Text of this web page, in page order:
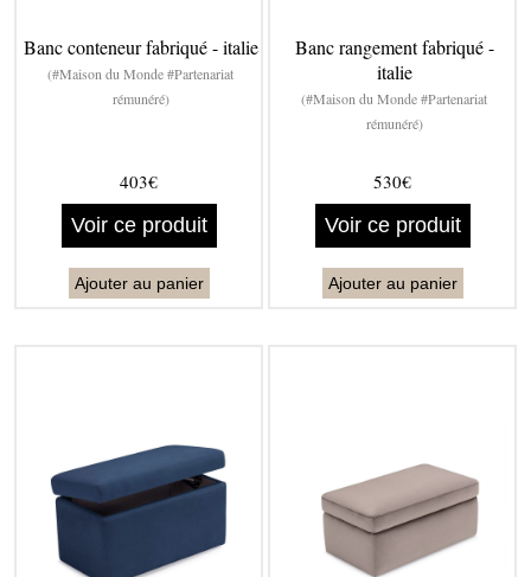
Banc conteneur fabriqué - italie
(#Maison du Monde #Partenariat
rémunéré)
403€
Voir ce produit
Ajouter au panier
Banc rangement fabriqué -
italie
(#Maison du Monde #Partenariat
rémunéré)
530€
Voir ce produit
Ajouter au panier